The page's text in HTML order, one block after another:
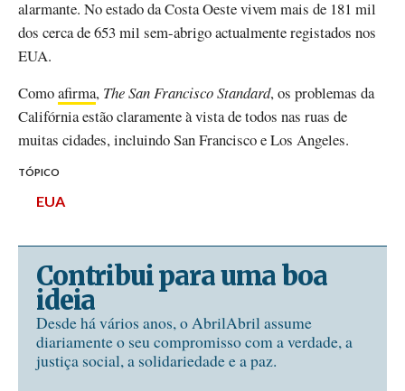
alarmante. No estado da Costa Oeste vivem mais de 181 mil
dos cerca de 653 mil sem-abrigo actualmente registados nos
EUA.
Comoafirma, The San Francisco Standard, os problemas da
Califórnia estão claramente à vista de todos nas ruas de
muitas cidades, incluindo San Francisco e Los Angeles.
TÓPICO
EUA
Contribui para uma boa
ideia
Desde há vários anos, o AbrilAbril assume
diariamente o seu compromisso com a verdade, a
justiça social, a solidariedade e a paz.